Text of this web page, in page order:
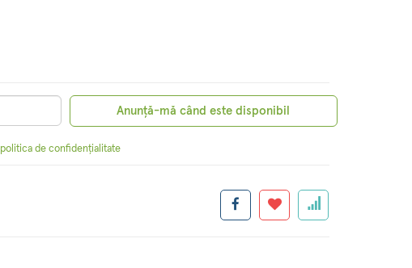
Anunță-mă când este disponibil
politica de confidențialitate